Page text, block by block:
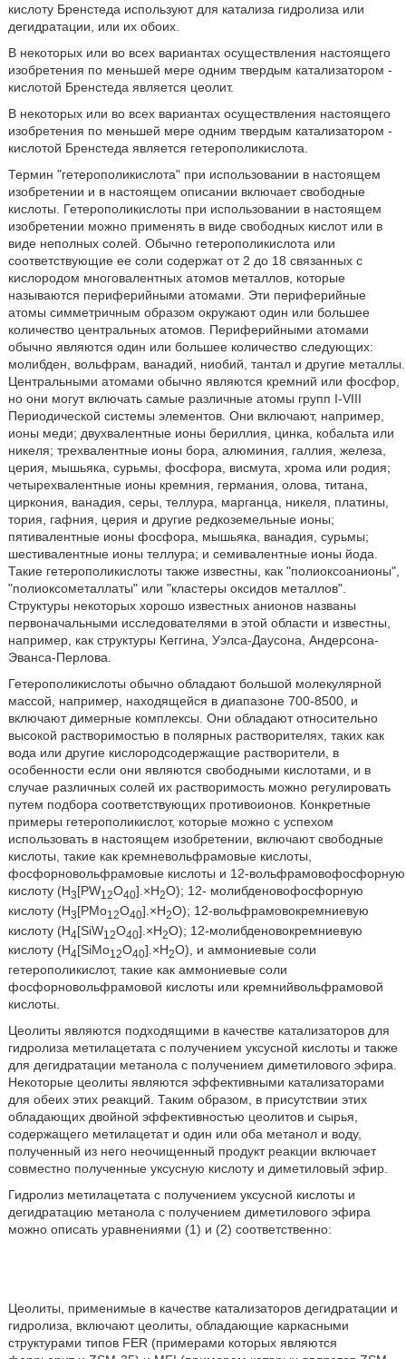
кислоту Бренстеда используют для катализа гидролиза или
дегидратации, или их обоих.
В некоторых или во всех вариантах осуществления настоящего
изобретения по меньшей мере одним твердым катализатором -
кислотой Бренстеда является цеолит.
В некоторых или во всех вариантах осуществления настоящего
изобретения по меньшей мере одним твердым катализатором -
кислотой Бренстеда является гетерополикислота.
Термин "гетерополикислота" при использовании в настоящем
изобретении и в настоящем описании включает свободные
кислоты. Гетерополикислоты при использовании в настоящем
изобретении можно применять в виде свободных кислот или в
виде неполных солей. Обычно гетерополикислота или
соответствующие ее соли содержат от 2 до 18 связанных с
кислородом многовалентных атомов металлов, которые
называются периферийными атомами. Эти периферийные
атомы симметричным образом окружают один или большее
количество центральных атомов. Периферийными атомами
обычно являются один или большее количество следующих:
молибден, вольфрам, ванадий, ниобий, тантал и другие металлы.
Центральными атомами обычно являются кремний или фосфор,
но они могут включать самые различные атомы групп I-VIII
Периодической системы элементов. Они включают, например,
ионы меди; двухвалентные ионы бериллия, цинка, кобальта или
никеля; трехвалентные ионы бора, алюминия, галлия, железа,
церия, мышьяка, сурьмы, фосфора, висмута, хрома или родия;
четырехвалентные ионы кремния, германия, олова, титана,
циркония, ванадия, серы, теллура, марганца, никеля, платины,
тория, гафния, церия и другие редкоземельные ионы;
пятивалентные ионы фосфора, мышьяка, ванадия, сурьмы;
шестивалентные ионы теллура; и семивалентные ионы йода.
Такие гетерополикислоты также известны, как "полиоксоанионы",
"полиоксометаллаты" или "кластеры оксидов металлов".
Структуры некоторых хорошо известных анионов названы
первоначальными исследователями в этой области и известны,
например, как структуры Кеггина, Уэлса-Даусона, Андерсона-
Эванса-Перлова.
Гетерополикислоты обычно обладают большой молекулярной
массой, например, находящейся в диапазоне 700-8500, и
включают димерные комплексы. Они обладают относительно
высокой растворимостью в полярных растворителях, таких как
вода или другие кислородсодержащие растворители, в
особенности если они являются свободными кислотами, и в
случае различных солей их растворимость можно регулировать
путем подбора соответствующих противоионов. Конкретные
примеры гетерополикислот, которые можно с успехом
использовать в настоящем изобретении, включают свободные
кислоты, такие как кремневольфрамовые кислоты,
фосфорновольфрамовые кислоты и 12-вольфрамовофосфорную
кислоту (H3[PW12O40].×Н2O); 12- молибденовофосфорную
кислоту (H3[PMo12O40].×Н2O); 12-вольфрамовокремниевую
кислоту (H4[SiW12O40].×Н2O); 12-молибденовокремниевую
кислоту (H4[SiMo12O40].×Н2O), и аммониевые соли
гетерополикислот, такие как аммониевые соли
фосфорновольфрамовой кислоты или кремнийвольфрамовой
кислоты.
Цеолиты являются подходящими в качестве катализаторов для
гидролиза метилацетата с получением уксусной кислоты и также
для дегидратации метанола с получением диметилового эфира.
Некоторые цеолиты являются эффективными катализаторами
для обеих этих реакций. Таким образом, в присутствии этих
обладающих двойной эффективностью цеолитов и сырья,
содержащего метилацетат и один или оба метанол и воду,
полученный из него неочищенный продукт реакции включает
совместно полученные уксусную кислоту и диметиловый эфир.
Гидролиз метилацетата с получением уксусной кислоты и
дегидратацию метанола с получением диметилового эфира
можно описать уравнениями (1) и (2) соответственно:
Цеолиты, применимые в качестве катализаторов дегидратации и
гидролиза, включают цеолиты, обладающие каркасными
структурами типов FER (примерами которых являются